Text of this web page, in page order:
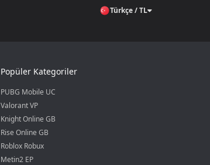
Türkçe / TL
Popüler Kategoriler
PUBG Mobile UC
Valorant VP
Knight Online GB
Rise Online GB
Roblox Robux
Metin2 EP